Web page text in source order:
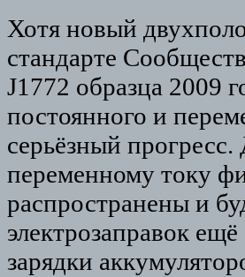
Хотя новый
стандарте
J1772 образца 2009
постоянного и
серьёзный
переменному току
распространены и
электрозаправок
зарядки